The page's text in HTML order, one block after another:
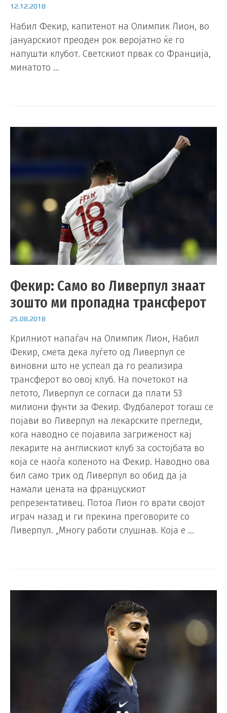
12.12.2018
Набил Фекир, капитенот на Олимпик Лион, во
јануарскиот преоден рок веројатно ќе го
напушти клубот. Светскиот првак со Франција,
минатото …
Фекир: Само во Ливерпул знаат
зошто ми пропадна трансферот
25.08.2018
Крилниот напаѓач на Олимпик Лион, Набил
Фекир, смета дека луѓето од Ливерпул се
виновни што не успеал да го реализира
трансферот во овој клуб. На почетокот на
летото, Ливерпул се согласи да плати 53
милиони фунти за Фекир. Фудбалерот тогаш се
појави во Ливерпул на лекарските прегледи,
кога наводно се појавила загриженост кај
лекарите на англискиот клуб за состојбата во
која се наоѓа коленото на Фекир. Наводно ова
бил само трик од Ливерпул во обид да ја
намали цената на францускиот
репрезентативец. Потоа Лион го врати својот
играч назад и ги прекина преговорите со
Ливерпул. „Многу работи слушнав. Која е …